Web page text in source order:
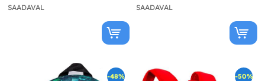
SAADAVAL SAADAVAL
-48% -50%